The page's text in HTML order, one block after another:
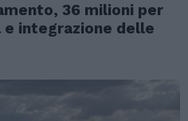
36 milioni per
integrazione delle